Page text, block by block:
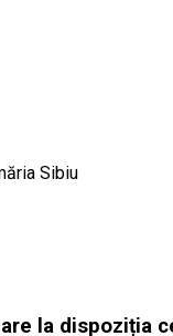
Sibiu
la dispoziția